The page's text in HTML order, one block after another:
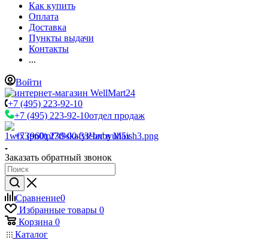
Как купить
Оплата
Доставка
Пункты выдачи
Контакты
...
Войти
+7 (495) 223-92-10
+7 (495) 223-92-10отдел продаж
+7 (960) 230-00-33Чат в Max
Заказать обратный звонок
Сравнение0
Избранные товары 0
Корзина 0
Каталог